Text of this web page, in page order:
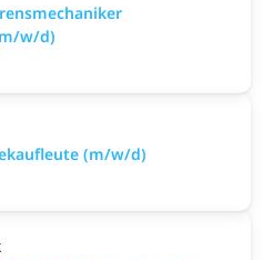
w/d)
(m/w/d)